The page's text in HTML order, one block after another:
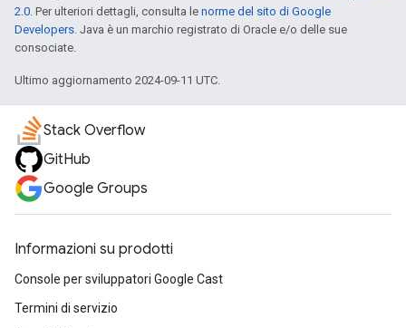
2.0. Per ulteriori dettagli, consulta le norme del sito di Google
Developers. Java è un marchio registrato di Oracle e/o delle sue
consociate.
Ultimo aggiornamento 2024-09-11 UTC.
Stack Overflow
GitHub
Google Groups
Informazioni su prodotti
Console per sviluppatori Google Cast
Termini di servizio